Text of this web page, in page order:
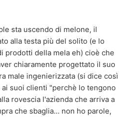
sta uscendo di melone, il
alla testa più del solito (e lo
prodotti della mela eh) cioè che
chiaramente progettato il suo
male ingenierizzata (si dice così
ai suoi clienti "perchè lo tengono
rovescia l'azienda che arriva a
che sbaglia... non ho parole,